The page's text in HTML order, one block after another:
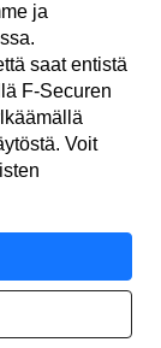
ja
saat entistä
F‑Securen
Voit